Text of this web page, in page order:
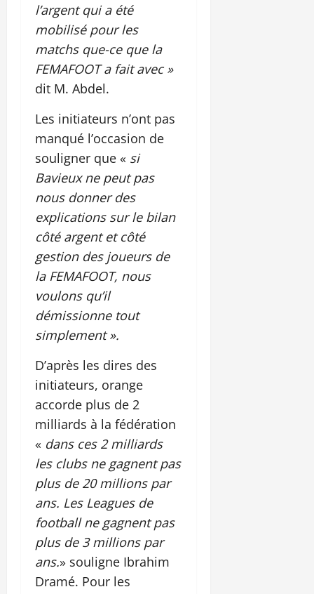
l’argent qui a été
mobilisé pour les
matchs que-ce que la
FEMAFOOT a fait avec »
dit M. Abdel.
Les initiateurs n’ont pas
manqué l’occasion de
souligner que « si
Bavieux ne peut pas
nous donner des
explications sur le bilan
côté argent et côté
gestion des joueurs de
la FEMAFOOT, nous
voulons qu’il
démissionne tout
simplement ».
D’après les dires des
initiateurs, orange
accorde plus de 2
milliards à la fédération
« dans ces 2 milliards
les clubs ne gagnent pas
plus de 20 millions par
ans. Les Leagues de
football ne gagnent pas
plus de 3 millions par
ans.» souligne Ibrahim
Dramé. Pour les